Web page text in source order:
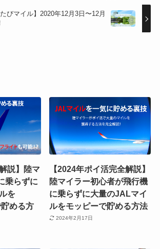
びマイル】2020年12月3日〜12月
説】陸マ
乗らずに
を
める方
【2024年ポイ活完全解説】
陸マイラー初心者が飛行機
に乗らずに大量のJALマイ
ルをモッピーで貯める方法
2024年2月17日